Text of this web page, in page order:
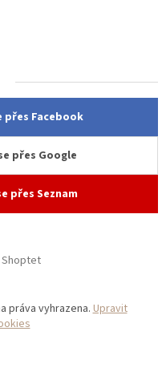
přes Facebook
přes Google
přes Seznam
práva vyhrazena.Upravit